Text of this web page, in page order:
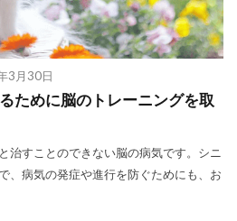
3月30日
ために脳のトレーニングを取
治すことのできない脳の病気です。シニ
、病気の発症や進行を防ぐためにも、お